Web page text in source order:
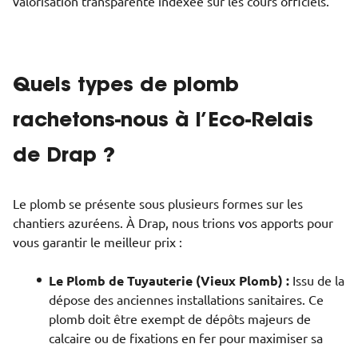
Quels types de plomb
rachetons-nous à l’Eco-Relais
de Drap ?
Le plomb se présente sous plusieurs formes sur les
chantiers azuréens. À Drap, nous trions vos apports pour
vous garantir le meilleur prix :
Le Plomb de Tuyauterie (Vieux Plomb) : Issu de la
dépose des anciennes installations sanitaires. Ce
plomb doit être exempt de dépôts majeurs de
calcaire ou de fixations en fer pour maximiser sa